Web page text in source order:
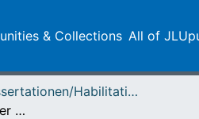
& Collections All of
Dissertationen/Habilitationen
Leseentwicklung in der Grundschule: Eine Längsschnittstudie unter besonderer Betrachtung der förderdiagnostischen Kompetenz der Lehrkräfte